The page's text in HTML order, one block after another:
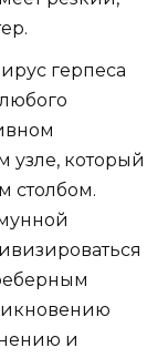
герпеса
узле, который
столбом.
и